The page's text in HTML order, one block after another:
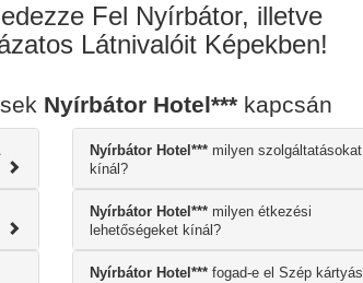
Fel Nyírbátor, illetve
Látnivalóit Képekben!
Nyírbátor Hotel***kapcsán
Nyírbátor Hotel***milyen szolgáltatásokat
kínál?
Nyírbátor Hotel***milyen étkezési
lehetőségeket kínál?
Nyírbátor Hotel***fogad-e el Szép kártyás